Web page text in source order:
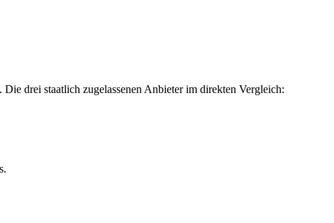
drei staatlich zugelassenen Anbieter im direkten Vergleich: